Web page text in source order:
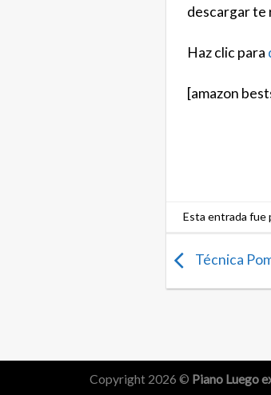
descargar te
Haz clic para
[amazon
Esta entrada fue
Técnica
Copyright 2026 © Piano Luego